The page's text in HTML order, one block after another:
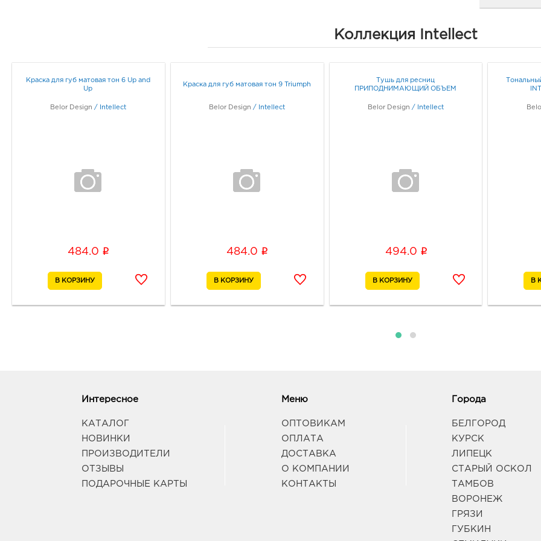
руб.
Коллекция Intellect
Краска для губ матовая тон 6 Up and
Up
Belor Design / Intellect
484.0 i
Краска для губ матовая тон 9 Triumph
Belor Design / Intellect
484.0 i
Тушь для ресниц
ПРИПОДНИМАЮЩИЙ ОБЪЕМ
Belor Design / Intellect
494.0 i
Интересное
КАТАЛОГ
НОВИНКИ
ПРОИЗВОДИТЕЛИ
ОТЗЫВЫ
ПОДАРОЧНЫЕ КАРТЫ
Меню
ОПТОВИКАМ
ОПЛАТА
ДОСТАВКА
О КОМПАНИИ
КОНТАКТЫ
Города
БЕЛГОРОД
КУРСК
ЛИПЕЦК
СТАРЫЙ ОСКОЛ
ТАМБОВ
ВОРОНЕЖ
ГРЯЗИ
ГУБКИН